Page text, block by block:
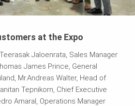
at the Expo
Jaloenrata, Sales Manager
James Prince, General
Mr.Andreas Walter, Head of
Tepnikorn, Chief Executive
Amaral, Operations Manager